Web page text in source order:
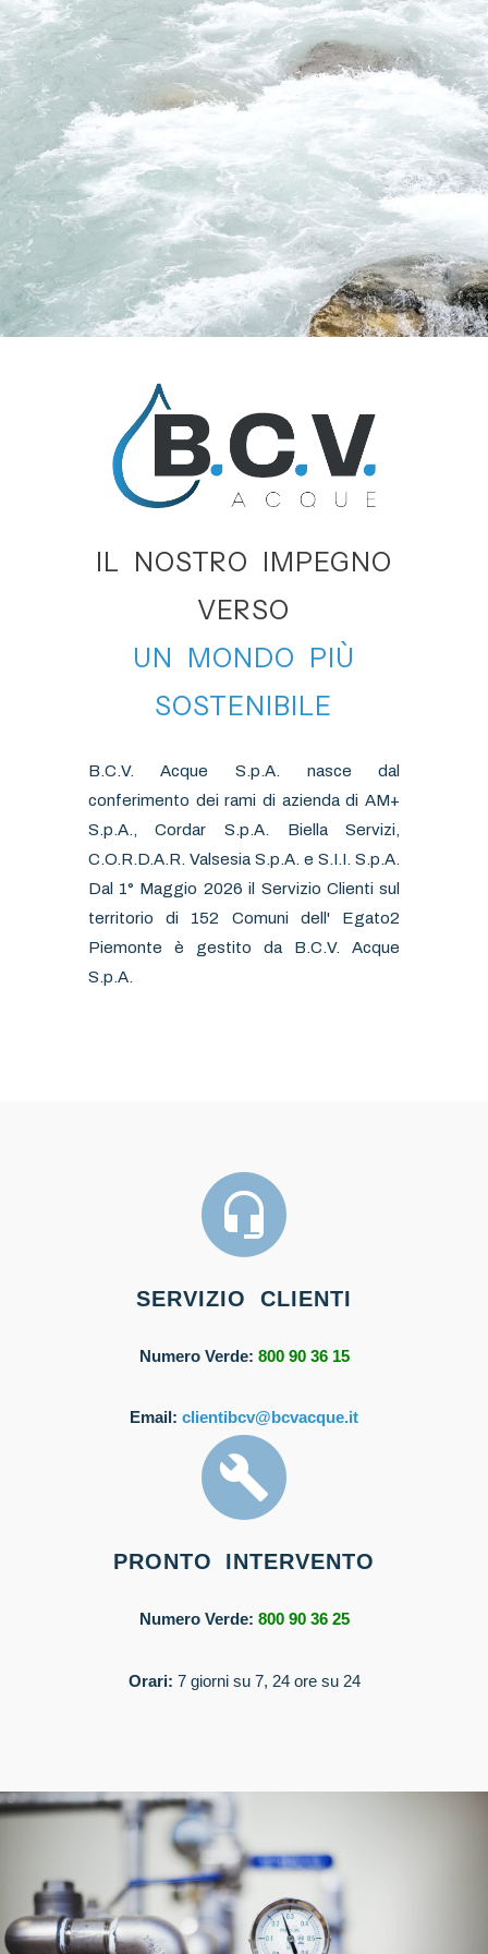
IL NOSTRO IMPEGNO
VERSO
UN MONDO PIÙ
SOSTENIBILE
B.C.V. Acque S.p.A. nasce dal
conferimento dei rami di azienda di AM+
S.p.A., Cordar S.p.A. Biella Servizi,
C.O.R.D.A.R. Valsesia S.p.A. e S.I.I. S.p.A.
Dal 1° Maggio 2026 il Servizio Clienti sul
territorio di 152 Comuni dell' Egato2
Piemonte è gestito da B.C.V. Acque
S.p.A.
SERVIZIO CLIENTI
Numero Verde: 800 90 36 15
Email: clientibcv@bcvacque.it
PRONTO INTERVENTO
Numero Verde: 800 90 36 25
Orari: 7 giorni su 7, 24 ore su 24